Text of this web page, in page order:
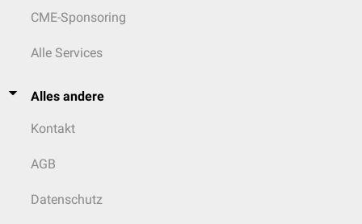
CME-Sponsoring
Alle Services
Alles andere
Kontakt
AGB
Datenschutz